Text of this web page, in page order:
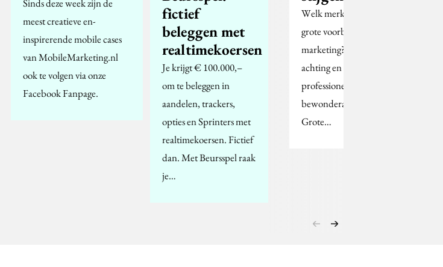
Sinds deze week zijn de
meest creatieve en-
inspirerende mobile cases
van MobileMarketing.nl
ook te volgen via onze
Facebook Fanpage.
fictief
beleggen met
realtimekoersen
Je krijgt € 100.000,–
om te beleggen in
aandelen, trackers,
opties en Sprinters met
realtimekoersen. Fictief
dan. Met Beursspel raak
je…
Welk merk dient als het
grote voorbeeld in de
marketing? Wie stijgt in
achting en wie verliest
professionele
bewonderaars? De
Grote…